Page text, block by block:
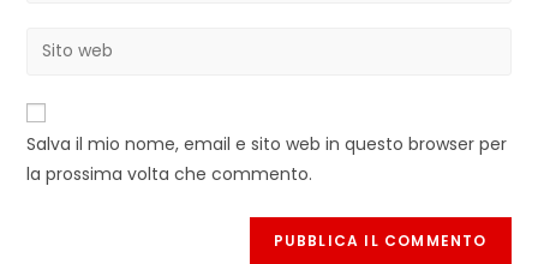
nome
per
commentare
indirizzo
per
commentare
Inserisci
del
sito
(facoltativo)
Salva il mio nome, email e sito web in questo browser per
la prossima volta che commento.